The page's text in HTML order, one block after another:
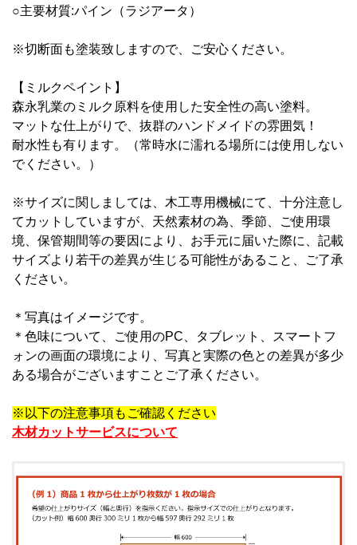
○主要材質:パイン （ラジアータ）
※切断面も塗装致しますので、ご安心ください。
【 ミルクペイント】
森永乳業のミルク原料を使用した安全性の高い塗料。
マットな仕上がりで、抜群のハンドメイドの雰囲気！
耐水性も有ります。（常時水に濡れる場所には使用しない
でください。）
※サイズに関しましては、木工専用機械にて、十分注意し
てカットしていますが、天然素材の為、季節、ご使用環
境、保管期間等の要因により、お手元に届いた際に、記載
サイズより若干の差異が生じる可能性があること、ご了承
ください。
＊写真はイメージです。
＊ 色味について、ご使用のPC、タブレット、スマートフ
ォンの画面の環境により、写真と実際の色との差異が多少
ある場合がございますことご了承ください。
※以下の注意事項もご確認ください
木材カットサービスについて